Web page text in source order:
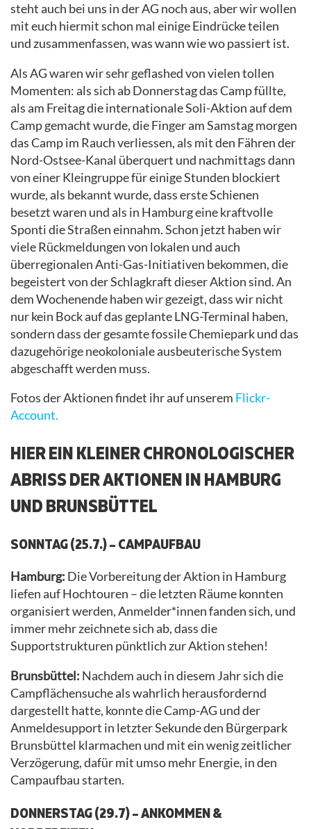
steht auch bei uns in der AG noch aus, aber wir wollen
mit euch hiermit schon mal einige Eindrücke teilen
und zusammenfassen, was wann wie wo passiert ist.
Als AG waren wir sehr geflashed von vielen tollen
Momenten: als sich ab Donnerstag das Camp füllte,
als am Freitag die internationale Soli-Aktion auf dem
Camp gemacht wurde, die Finger am Samstag morgen
das Camp im Rauch verliessen, als mit den Fähren der
Nord-Ostsee-Kanal überquert und nachmittags dann
von einer Kleingruppe für einige Stunden blockiert
wurde, als bekannt wurde, dass erste Schienen
besetzt waren und als in Hamburg eine kraftvolle
Sponti die Straßen einnahm. Schon jetzt haben wir
viele Rückmeldungen von lokalen und auch
überregionalen Anti-Gas-Initiativen bekommen, die
begeistert von der Schlagkraft dieser Aktion sind. An
dem Wochenende haben wir gezeigt, dass wir nicht
nur kein Bock auf das geplante LNG-Terminal haben,
sondern dass der gesamte fossile Chemiepark und das
dazugehörige neokoloniale ausbeuterische System
abgeschafft werden muss.
Fotos der Aktionen findet ihr auf unserem Flickr-
Account.
HIER EIN KLEINER CHRONOLOGISCHER
ABRISS DER AKTIONEN IN HAMBURG
UND BRUNSBÜTTEL
SONNTAG (25.7.) – CAMPAUFBAU
Hamburg: Die Vorbereitung der Aktion in Hamburg
liefen auf Hochtouren – die letzten Räume konnten
organisiert werden, Anmelder*innen fanden sich, und
immer mehr zeichnete sich ab, dass die
Supportstrukturen pünktlich zur Aktion stehen!
Brunsbüttel: Nachdem auch in diesem Jahr sich die
Campflächensuche als wahrlich herausfordernd
dargestellt hatte, konnte die Camp-AG und der
Anmeldesupport in letzter Sekunde den Bürgerpark
Brunsbüttel klarmachen und mit ein wenig zeitlicher
Verzögerung, dafür mit umso mehr Energie, in den
Campaufbau starten.
DONNERSTAG (29.7) – ANKOMMEN &